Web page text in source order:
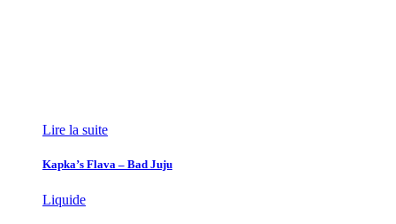
Lire la suite
Kapka’s Flava – Bad Juju
Liquide